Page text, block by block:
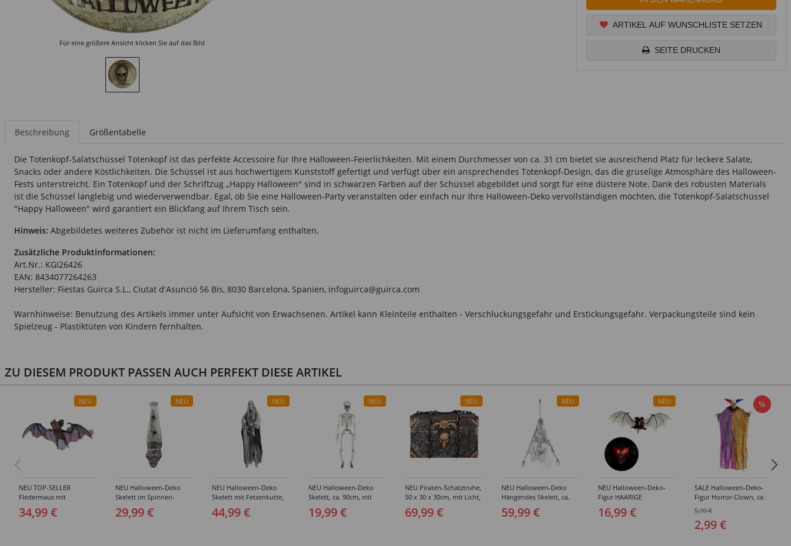
Für eine größere Ansicht klicken Sie auf das Bild
ARTIKEL AUF WUNSCHLISTE SETZEN
SEITE DRUCKEN
Beschreibung Größentabelle
Die Totenkopf-Salatschüssel Totenkopf ist das perfekte Accessoire für Ihre Halloween-Feierlichkeiten. Mit einem Durchmesser von ca. 31 cm bietet sie ausreichend Platz für leckere Salate,
Snacks oder andere Köstlichkeiten. Die Schüssel ist aus hochwertigem Kunststoff gefertigt und verfügt über ein ansprechendes Totenkopf-Design, das die gruselige Atmosphäre des Halloween-
Fests unterstreicht. Ein Totenkopf und der Schriftzug „Happy Halloween" sind in schwarzen Farben auf der Schüssel abgebildet und sorgt für eine düstere Note. Dank des robusten Materials
ist die Schüssel langlebig und wiederverwendbar. Egal, ob Sie eine Halloween-Party veranstalten oder einfach nur Ihre Halloween-Deko vervollständigen möchten, die Totenkopf-Salatschüssel
"Happy Halloween" wird garantiert ein Blickfang auf Ihrem Tisch sein.
Hinweis: Abgebildetes weiteres Zubehör ist nicht im Lieferumfang enthalten.
Zusätzliche Produktinformationen:
Art.Nr.: KGI26426
EAN: 8434077264263
Hersteller: Fiestas Guirca S.L., Ciutat d'Asunció 56 Bis, 8030 Barcelona, Spanien, infoguirca@guirca.com
Warnhinweise: Benutzung des Artikels immer unter Aufsicht von Erwachsenen. Artikel kann Kleinteile enthalten - Verschluckungsgefahr und Erstickungsgefahr. Verpackungsteile sind kein
Spielzeug - Plastiktüten von Kindern fernhalten.
ZU DIESEM PRODUKT PASSEN AUCH PERFEKT DIESE ARTIKEL
NEU
NEU TOP-SELLER
Fledermaus mit
Bewegung, Licht und
Sound, ca. 72 cm
34,99 €
NEU
NEU Halloween-Deko
Skelett im Spinnen-
Kokon, ca. 120cm
29,99 €
NEU
NEU Halloween-Deko
Skelett mit Fetzenkutte,
ca. 180cm, mit
leuchtenden Augen
44,99 €
NEU
NEU Halloween-Deko
Skelett, ca. 90cm, mit
beweglichen Gliedern
19,99 €
NEU
NEU Piraten-Schatztruhe,
50 x 30 x 30cm, mit Licht,
Sound und Bewegung
69,99 €
NEU
NEU Halloween-Deko
Hängendes Skelett, ca.
140cm, mit Befestigungs-
Strick
59,99 €
NEU
NEU Halloween-Deko-
Figur HAARIGE
FLEDERMAUS MIT
PULSIEREND
16,99 €
%
SALE Halloween-Deko-
Figur Horror-Clown, ca.
66 cm, Bunt
5,99 €
2,99 €